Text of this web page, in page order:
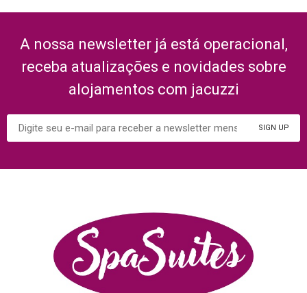
A nossa newsletter já está operacional,
receba atualizações e novidades sobre
alojamentos com jacuzzi